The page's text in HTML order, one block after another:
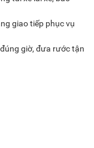
giao tiếp phục vụ
giờ, đưa rước tận